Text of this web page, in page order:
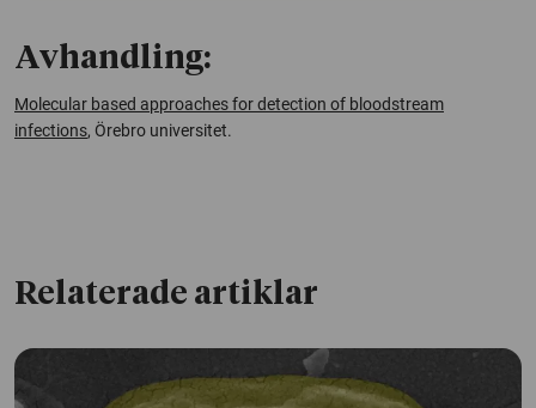
Avhandling:
Molecular based approaches for detection of bloodstream
infections, Örebro universitet.
Relaterade artiklar